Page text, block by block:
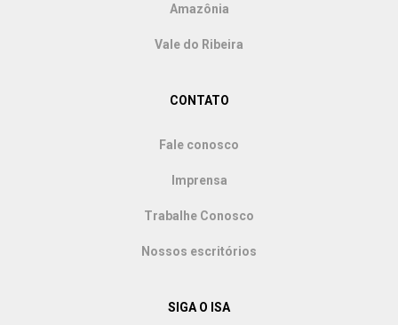
Amazônia
Vale do Ribeira
CONTATO
Fale conosco
Imprensa
Trabalhe Conosco
Nossos escritórios
SIGA O ISA